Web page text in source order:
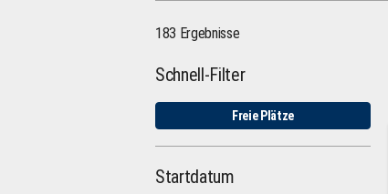
183 Ergebnisse
Schnell-Filter
Freie Plätze
Startdatum